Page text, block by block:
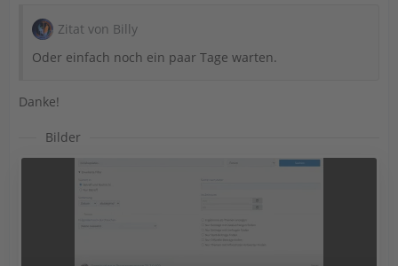
Zitat von Billy
Oder einfach noch ein paar Tage warten.
Danke!
Bilder